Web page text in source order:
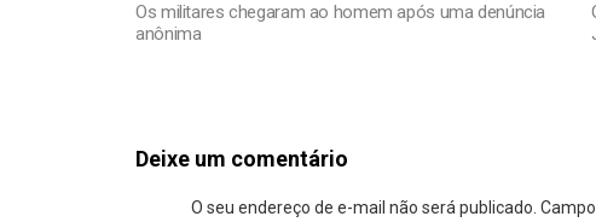
Os militares chegaram ao homem após uma denúncia
anônima
Deixe um comentário
O seu endereço de e-mail não será publicado.